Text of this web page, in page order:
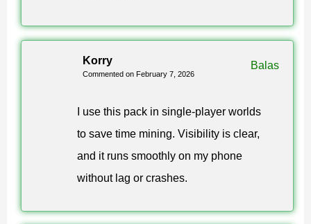
Korry
Commented on February 7, 2026
I use this pack in single-player worlds
to save time mining. Visibility is clear,
and it runs smoothly on my phone
without lag or crashes.
Balas